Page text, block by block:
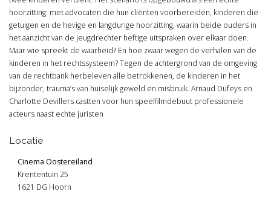
hoorzitting: met advocaten die hun cliënten voorbereiden, kinderen die
getuigen en de hevige en langdurige hoorzitting, waarin beide ouders in
het aanzicht van de jeugdrechter heftige uitspraken over elkaar doen.
Maar wie spreekt de waarheid? En hoe zwaar wegen de verhalen van de
kinderen in het rechtssysteem? Tegen de achtergrond van de omgeving
van de rechtbank herbeleven alle betrokkenen, de kinderen in het
bijzonder, trauma’s van huiselijk geweld en misbruik. Arnaud Dufeys en
Charlotte Devillers castten voor hun speelfilmdebuut professionele
acteurs naast echte juristen
Locatie
Cinema Oostereiland
Krententuin 25
1621 DG Hoorn